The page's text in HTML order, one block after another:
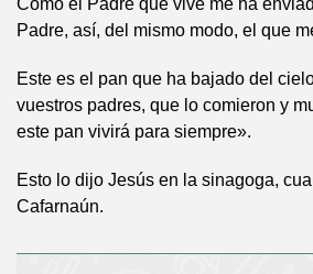
Como el Padre que vive me ha
Padre, así, del mismo modo, el que
Este es el pan que ha bajado del
vuestros padres, que lo comieron y
este pan vivirá para siempre».
Esto lo dijo Jesús en la sinagoga,
Cafarnaún.